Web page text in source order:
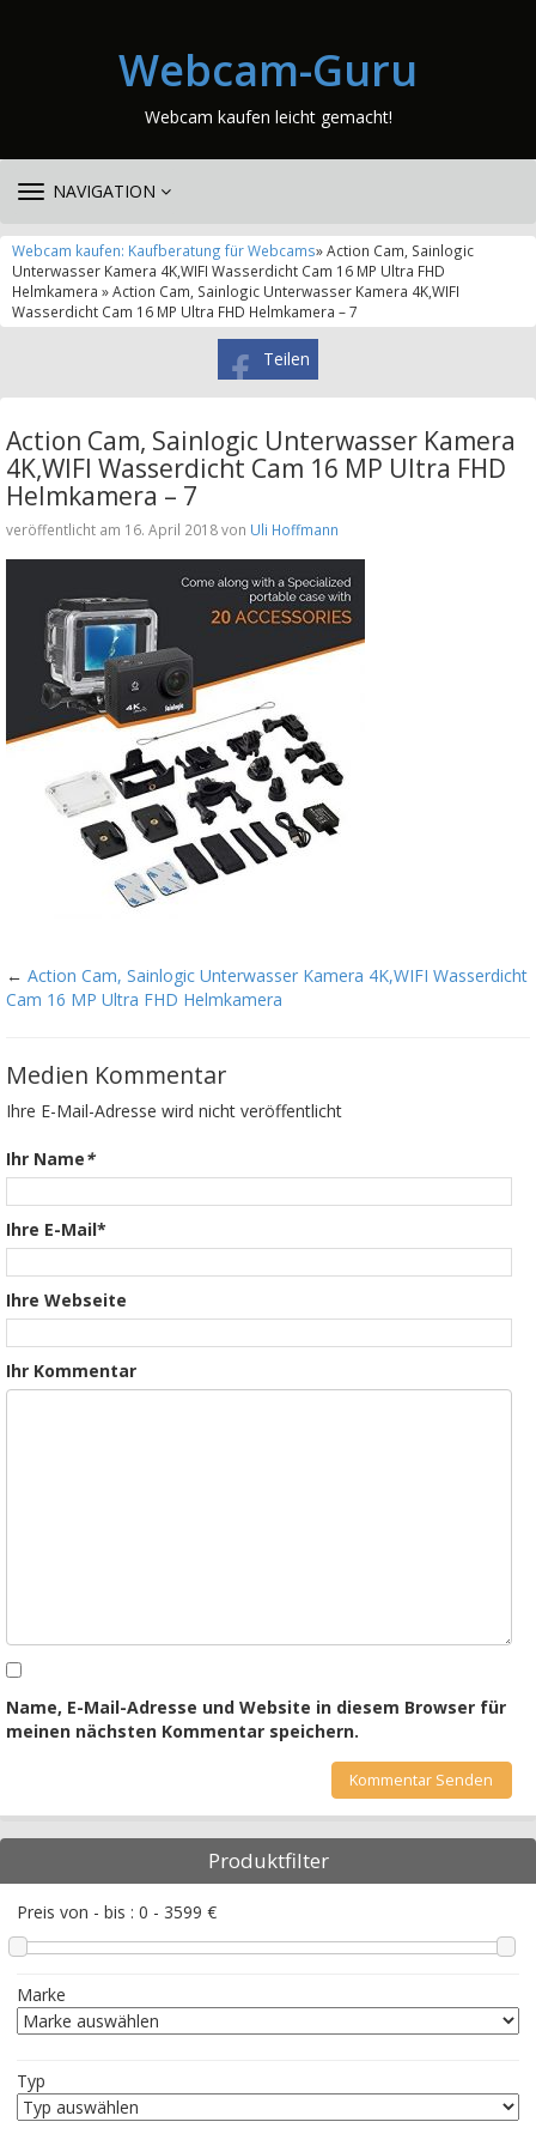
Webcam-Guru
Webcam kaufen leicht gemacht!
TOGGLE
NAVIGATION
Webcam kaufen: Kaufberatung für Webcams» Action Cam, Sainlogic
Unterwasser Kamera 4K,WIFI Wasserdicht Cam 16 MP Ultra FHD
Helmkamera » Action Cam, Sainlogic Unterwasser Kamera 4K,WIFI
Wasserdicht Cam 16 MP Ultra FHD Helmkamera – 7
Teilen
Action Cam, Sainlogic Unterwasser Kamera
4K,WIFI Wasserdicht Cam 16 MP Ultra FHD
Helmkamera – 7
veröffentlicht am 16. April 2018 von Uli Hoffmann
← Action Cam, Sainlogic Unterwasser Kamera 4K,WIFI Wasserdicht
Cam 16 MP Ultra FHD Helmkamera
Medien Kommentar
Ihre E-Mail-Adresse wird nicht veröffentlicht
Ihr Name*
Ihre E-Mail*
Ihre Webseite
Ihr Kommentar
Name, E-Mail-Adresse und Website in diesem Browser für
meinen nächsten Kommentar speichern.
Produktfilter
Preis von - bis : 0 - 3599 €
Marke
Typ